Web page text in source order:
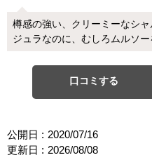
樽感の強い、クリーミーなシャ
ジュラなのに、むしろムルソー
口コミする
公開日 : 2020/07/16
更新日 : 2026/08/08